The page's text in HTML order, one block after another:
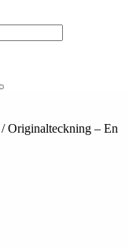
/ Originalteckning – En